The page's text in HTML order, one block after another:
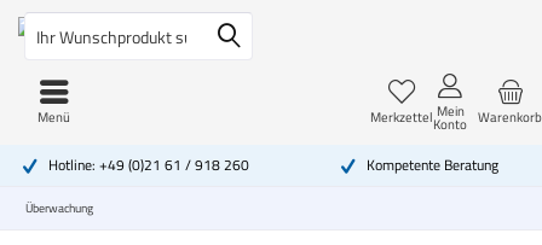
Hotline: +49 (0)21 61 / 918 260 Kompetente Beratung
Warenkorb
Merkzettel Mein
Konto
Menü
Überwachung